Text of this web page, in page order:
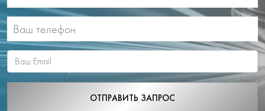
ОТПРАВИТЬ ЗАПРОС